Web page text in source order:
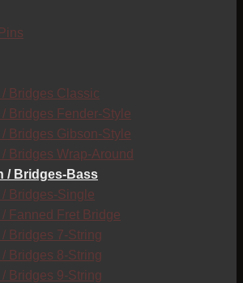
/ Bridges Classic
/ Bridges Fender-Style
/ Bridges Gibson-Style
/ Bridges Wrap-Around
/ Bridges-Bass
/ Bridges-Single
/ Fanned Fret Bridge
/ Bridges 7-String
/ Bridges 8-String
/ Bridges 9-String